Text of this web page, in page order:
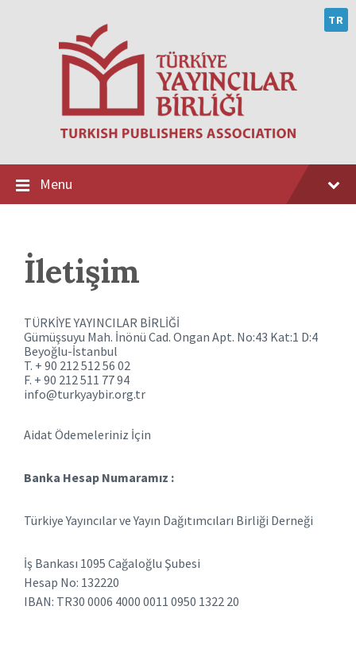
TR
Menu
İletişim
TÜRKİYE YAYINCILAR BİRLİĞİ
Gümüşsuyu Mah. İnönü Cad. Ongan Apt. No:43 Kat:1 D:4
Beyoğlu-İstanbul
T. + 90 212 512 56 02
F. + 90 212 511 77 94
info@turkyaybir.org.tr
Aidat Ödemeleriniz İçin
Banka Hesap Numaramız :
Türkiye Yayıncılar ve Yayın Dağıtımcıları Birliği Derneği
İş Bankası 1095 Cağaloğlu Şubesi
Hesap No: 132220
IBAN: TR30 0006 4000 0011 0950 1322 20